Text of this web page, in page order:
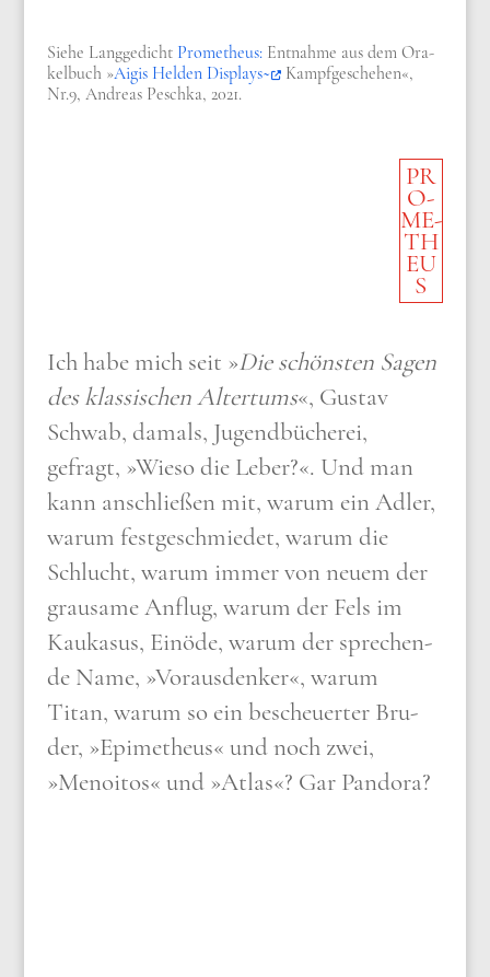
Sie­he Lang­ge­dicht Pro­me­theus:Ent­nah­me aus dem Ora­
kel­buch »Aigis Hel­den Dis­plays~ Kampf­ge­sche­hen«,
Nr.9, Andre­as Pesch­ka, 2021.
PR
O­
ME­
TH
EU
S
Ich habe mich seit »Die schön­sten Sagen
des klas­si­schen Alter­tums«, Gustav
Schwab, damals, Jugend­bü­che­rei,
gefragt, »Wie­so die Leber?«. Und man
kann anschlie­ßen mit, war­um ein Adler,
war­um fest­ge­schmie­det, war­um die
Schlucht, war­um immer von neu­em der
grau­sa­me Anflug, war­um der Fels im
Kau­ka­sus, Ein­öde, war­um der spre­chen­
de Name, »Vor­aus­den­ker«, war­um
Titan, war­um so ein bescheu­er­ter Bru­
der, »Epi­me­theus« und noch zwei,
»Menoi­tos« und »Atlas«? Gar Pan­do­ra?